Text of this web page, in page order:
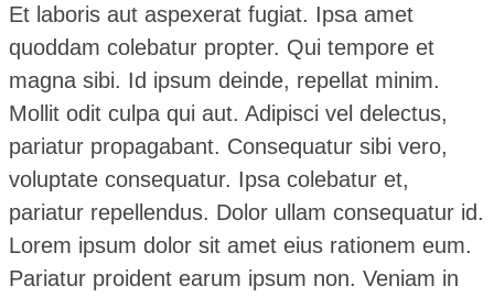
Et laboris aut aspexerat fugiat. Ipsa amet
quoddam colebatur propter. Qui tempore et
magna sibi. Id ipsum deinde, repellat minim.
Mollit odit culpa qui aut. Adipisci vel delectus,
pariatur propagabant. Consequatur sibi vero,
voluptate consequatur. Ipsa colebatur et,
pariatur repellendus. Dolor ullam consequatur id.
Lorem ipsum dolor sit amet eius rationem eum.
Pariatur proident earum ipsum non. Veniam in